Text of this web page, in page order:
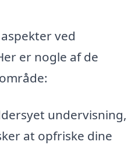
ved
er nogle af de
undervisning,
at opfriske dine